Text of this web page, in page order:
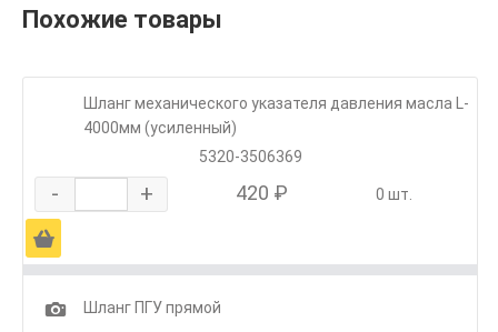
Похожие товары
Шланг механического указателя давления масла L-
4000мм (усиленный)
5320-3506369
- + 420 ₽ 0 шт.
Ä
1
Шланг ПГУ прямой